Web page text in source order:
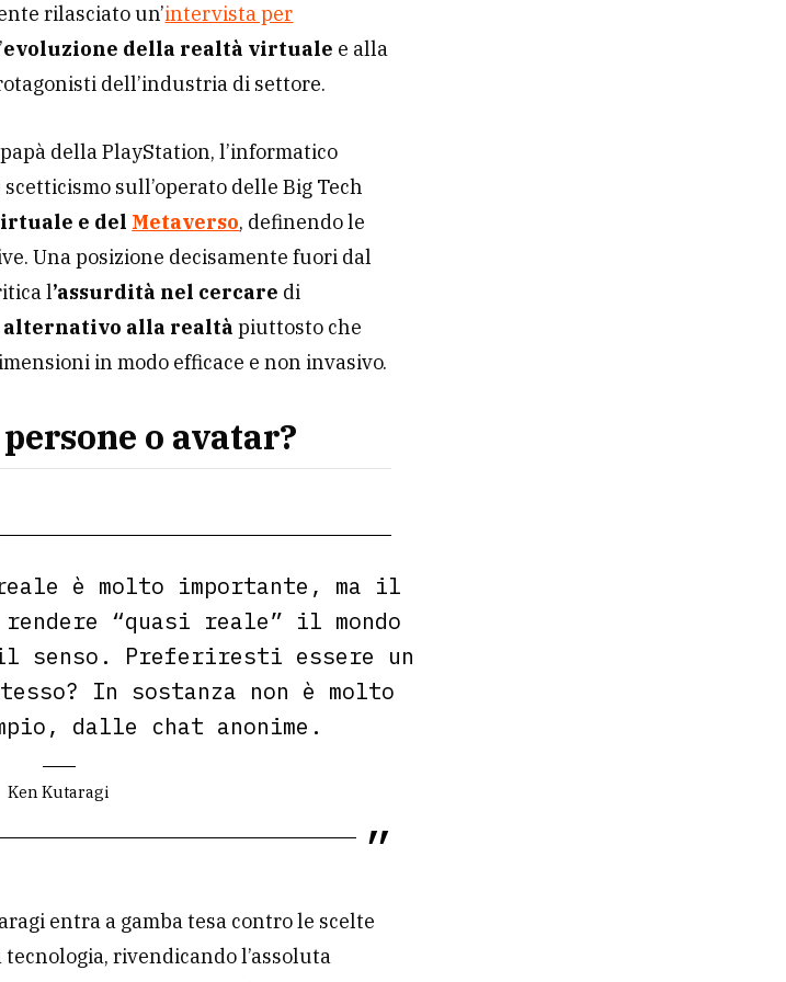
rilasciato un’intervista per
evoluzione della realtà virtuale e alla
dell’industria di settore.
della PlayStation, l’informatico
sull’operato delle Big Tech
e del Metaverso, definendo le
Una posizione decisamente fuori dal
l’assurdità nel cercare di
alla realtà piuttosto che
in modo efficace e non invasivo.
o avatar?
reale è molto importante, ma il
“quasi reale” il mondo
senso. Preferiresti essere un
In sostanza non è molto
dalle chat anonime .
Ken Kutaragi
entra a gamba tesa contro le scelte
rivendicando l’assoluta